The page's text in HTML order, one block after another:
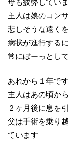
母も疲弊してい
主人は娘のコン
悲しそうな遠く
病状が進行する
常にぼーっとし
あれから１年です
主人はあの頃か
２ヶ月後に息を
父は手術を乗り
ています